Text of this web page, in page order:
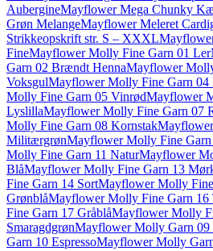
AubergineMayflower Mega Chunky
Grøn MelangeMayflower Meleret
Strikkeopskrift str. S – XXXL
FineMayflower Molly Fine Garn 01 Ler
Garn 02 Brændt HennaMayflower
VoksgulMayflower Molly Fine Garn 04
Molly Fine Garn 05 VinrødMayflower
LyslillaMayflower Molly Fine Garn 07
Molly Fine Garn 08 Kornstak
MilitærgrønMayflower Molly Fine Garn
Molly Fine Garn 11 NaturMayflower
BlåMayflower Molly Fine Garn 13
Fine Garn 14 SortMayflower Molly
GrønblåMayflower Molly Fine Garn 16
Fine Garn 17 GråblåMayflower Molly
SmaragdgrønMayflower Molly Garn 09
Garn 10 EspressoMayflower Molly